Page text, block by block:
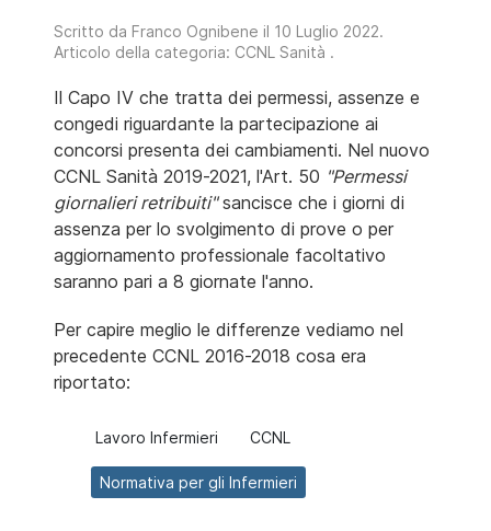
Scritto da Franco Ognibene il 10 Luglio 2022.
Articolo della categoria: CCNL Sanità .
Il Capo IV che tratta dei permessi, assenze e
congedi riguardante la partecipazione ai
concorsi presenta dei cambiamenti. Nel nuovo
CCNL Sanità 2019-2021, l'Art. 50 "Permessi
giornalieri retribuiti"sancisce che i giorni di
assenza per lo svolgimento di prove o per
aggiornamento professionale facoltativo
saranno pari a 8 giornate l'anno.
Per capire meglio le differenze vediamo nel
precedente CCNL 2016-2018 cosa era
riportato:
Lavoro Infermieri CCNL
Normativa per gli Infermieri